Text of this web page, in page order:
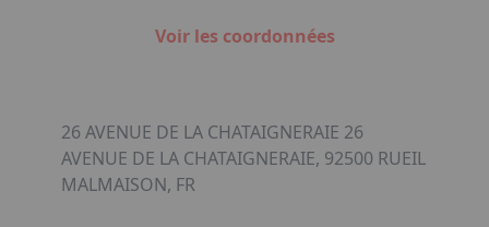
Voir les coordonnées
26 AVENUE DE LA CHATAIGNERAIE 26
AVENUE DE LA CHATAIGNERAIE, 92500 RUEIL
MALMAISON, FR